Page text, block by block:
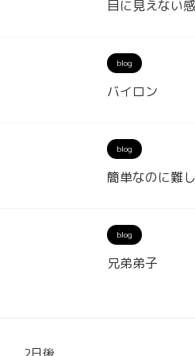
目に見えない
blog
バイロン
blog
簡単なのに難
blog
兄弟弟子